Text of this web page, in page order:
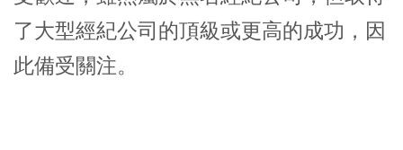
了大型經紀公司的頂級或更高的成功，因
此備受關注。